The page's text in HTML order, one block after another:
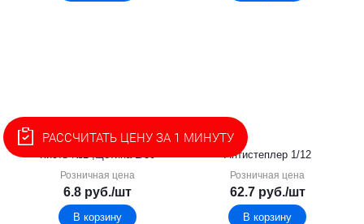
Кисть №2 ,щетина 1/50
Розничная цена
6.8 руб./шт
В корзину
Антистеплер 1/12
Розничная цена
62.7руб./шт
В корзину
РАССЧИТАТЬ ЦЕНУ ЗА 1 МИНУТУ